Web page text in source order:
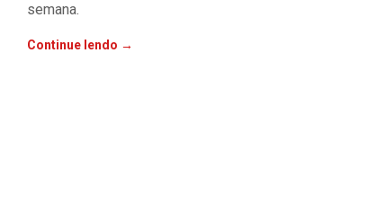
semana.
Continue lendo →